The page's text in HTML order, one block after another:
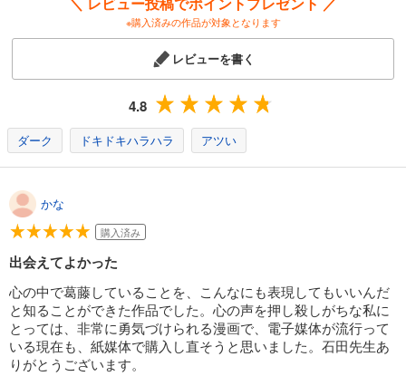
※購入済みの作品が対象となります
レビューを書く
4.8
ダーク ドキドキハラハラ アツい
かな
購入済み
出会えてよかった
心の中で葛藤していることを、こんなにも表現してもいいんだ
と知ることができた作品でした。心の声を押し殺しがちな私に
とっては、非常に勇気づけられる漫画で、電子媒体が流行って
いる現在も、紙媒体で購入し直そうと思いました。石田先生あ
りがとうございます。